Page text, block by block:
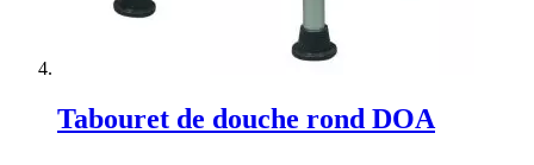
Tabouret de douche rond DOA